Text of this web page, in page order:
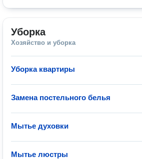
Уборка
Хозяйство и уборка
Уборка квартиры
Замена постельного белья
Мытье духовки
Мытье люстры